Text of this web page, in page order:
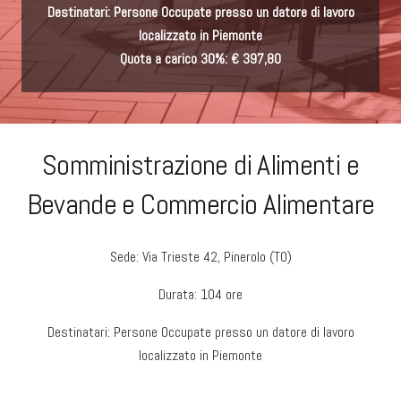
Destinatari: Persone Occupate presso un datore di lavoro
localizzato in Piemonte
Quota a carico 30%: € 397,80
Somministrazione di Alimenti e
Bevande e Commercio Alimentare
Sede: Via Trieste 42, Pinerolo (TO)
Durata: 104 ore
Destinatari: Persone Occupate presso un datore di lavoro
localizzato in Piemonte